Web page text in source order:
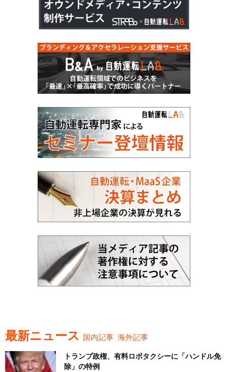
最新ニュース 国内記事 海外記事
トランプ政権、有料ロボタクシーに「ハンドル免
除」の特例